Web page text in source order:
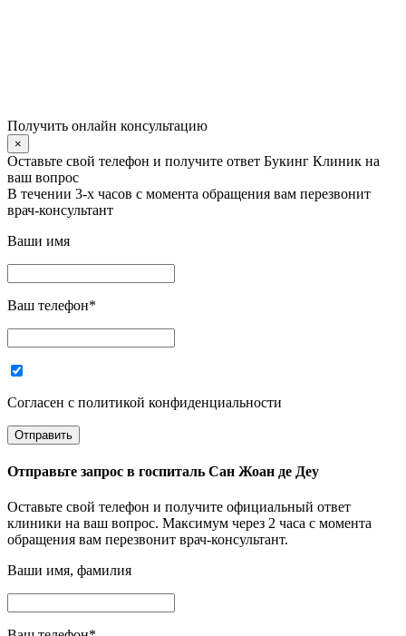
Получить онлайн консультацию
×
Оставьте свой телефон и получите ответ Букинг Клиник на
ваш вопрос
В течении 3-х часов с момента обращения вам перезвонит
врач-консультант
Ваши имя
Ваш телефон*
Согласен с политикой конфиденциальности
Отправьте запрос в госпиталь Сан Жоан де Деу
Оставьте свой телефон и получите официальный ответ
клиники на ваш вопрос. Максимум через 2 часа с момента
обращения вам перезвонит врач-консультант.
Ваши имя, фамилия